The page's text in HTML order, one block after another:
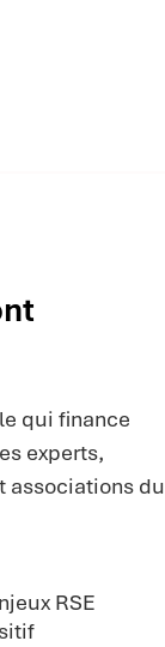
qui finance
experts,
associations du
RSE